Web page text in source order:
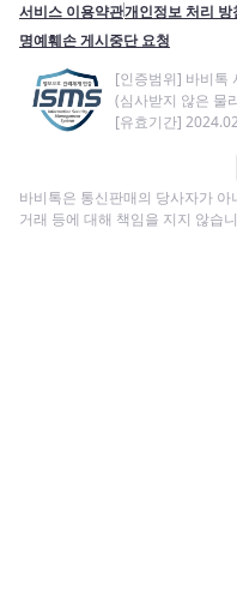
서비스 이용약관개인정보 처리 방
명예훼손 게시중단 요청
[인증범위] 바비톡
(심사받지 않은 물
[유효기간]
바비톡은 통신판매의 당사자가
거래 등에 대해 책임을 지지 않습